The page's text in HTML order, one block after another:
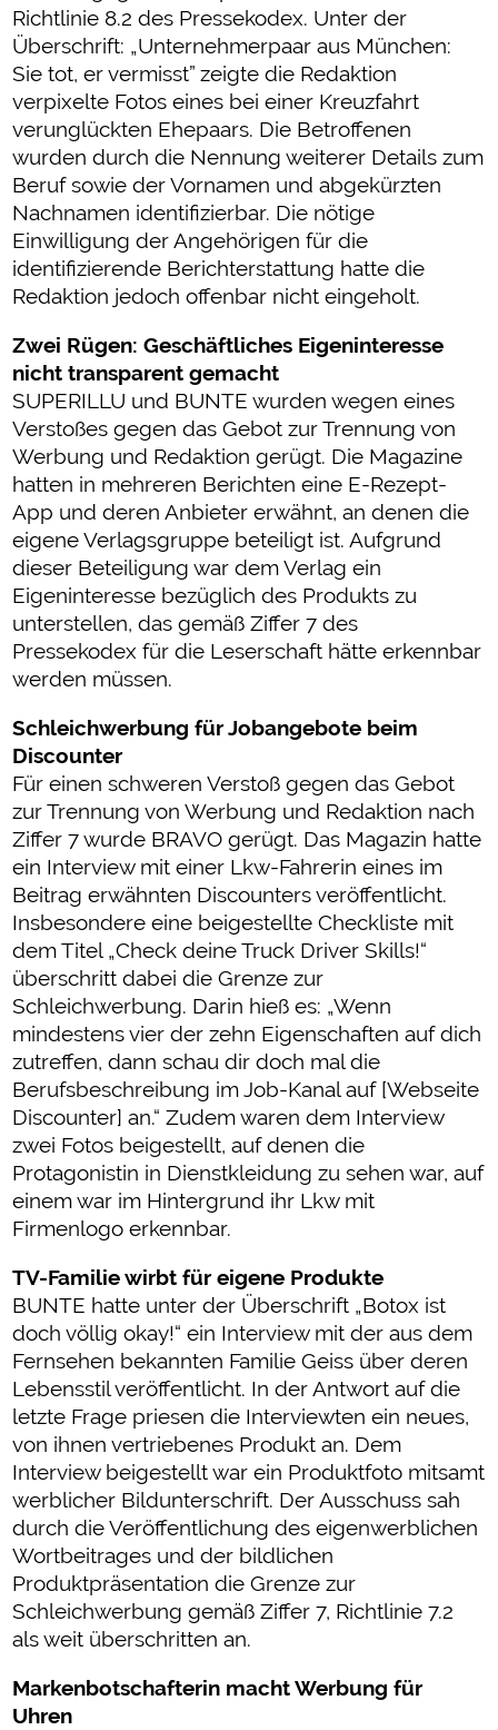
Richtlinie 8.2 des Pressekodex. Unter der
Überschrift: „Unternehmerpaar aus München:
Sie tot, er vermisst” zeigte die Redaktion
verpixelte Fotos eines bei einer Kreuzfahrt
verunglückten Ehepaars. Die Betroffenen
wurden durch die Nennung weiterer Details zum
Beruf sowie der Vornamen und abgekürzten
Nachnamen identifizierbar. Die nötige
Einwilligung der Angehörigen für die
identifizierende Berichterstattung hatte die
Redaktion jedoch offenbar nicht eingeholt.
Zwei Rügen: Geschäftliches Eigeninteresse
nicht transparent gemacht
SUPERILLU und BUNTE wurden wegen eines
Verstoßes gegen das Gebot zur Trennung von
Werbung und Redaktion gerügt. Die Magazine
hatten in mehreren Berichten eine E-Rezept-
App und deren Anbieter erwähnt, an denen die
eigene Verlagsgruppe beteiligt ist. Aufgrund
dieser Beteiligung war dem Verlag ein
Eigeninteresse bezüglich des Produkts zu
unterstellen, das gemäß Ziffer 7 des
Pressekodex für die Leserschaft hätte erkennbar
werden müssen.
Schleichwerbung für Jobangebote beim
Discounter
Für einen schweren Verstoß gegen das Gebot
zur Trennung von Werbung und Redaktion nach
Ziffer 7 wurde BRAVO gerügt. Das Magazin hatte
ein Interview mit einer Lkw-Fahrerin eines im
Beitrag erwähnten Discounters veröffentlicht.
Insbesondere eine beigestellte Checkliste mit
dem Titel „Check deine Truck Driver Skills!“
überschritt dabei die Grenze zur
Schleichwerbung. Darin hieß es: „Wenn
mindestens vier der zehn Eigenschaften auf dich
zutreffen, dann schau dir doch mal die
Berufsbeschreibung im Job-Kanal auf [Webseite
Discounter] an.“ Zudem waren dem Interview
zwei Fotos beigestellt, auf denen die
Protagonistin in Dienstkleidung zu sehen war, auf
einem war im Hintergrund ihr Lkw mit
Firmenlogo erkennbar.
TV-Familie wirbt für eigene Produkte
BUNTE hatte unter der Überschrift „Botox ist
doch völlig okay!“ ein Interview mit der aus dem
Fernsehen bekannten Familie Geiss über deren
Lebensstil veröffentlicht. In der Antwort auf die
letzte Frage priesen die Interviewten ein neues,
von ihnen vertriebenes Produkt an. Dem
Interview beigestellt war ein Produktfoto mitsamt
werblicher Bildunterschrift. Der Ausschuss sah
durch die Veröffentlichung des eigenwerblichen
Wortbeitrages und der bildlichen
Produktpräsentation die Grenze zur
Schleichwerbung gemäß Ziffer 7, Richtlinie 7.2
als weit überschritten an.
Markenbotschafterin macht Werbung für
Uhren